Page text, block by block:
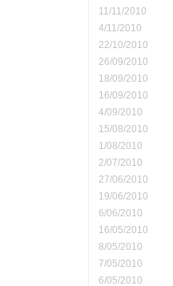
11/11/2010
4/11/2010
22/10/2010
26/09/2010
18/09/2010
16/09/2010
4/09/2010
15/08/2010
1/08/2010
2/07/2010
27/06/2010
19/06/2010
6/06/2010
16/05/2010
8/05/2010
7/05/2010
6/05/2010